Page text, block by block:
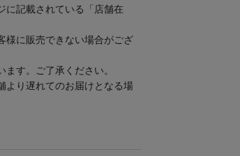
に記載されている「店舗在
様に販売できない場合がござ
す。ご了承ください。
より遅れてのお届けとなる場